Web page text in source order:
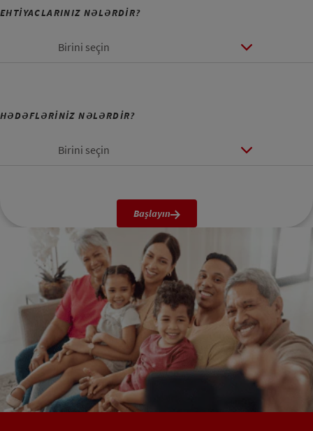
EHTİYACLARINIZ NƏLƏRDİR?
Birini seçin
HƏDƏFLƏRİNİZ NƏLƏRDİR?
Birini seçin
Başlayın